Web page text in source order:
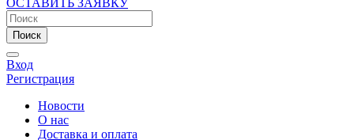
ОСТАВИТЬ ЗАЯВКУ
Поиск
Вход
Регистрация
Новости
О нас
Доставка и оплата